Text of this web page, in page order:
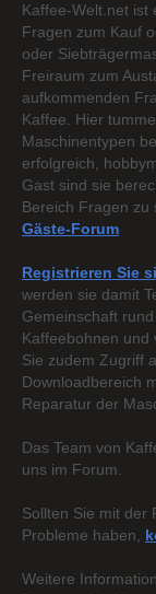
Kaffee-Welt.net ist
Fragen zum Kauf
oder
Freiraum zum
aufkommenden
Kaffee. Hier
Maschinentypen
erfolgreich,
Gast sind sie
Bereich Fragen zu
Gäste-Forum
Registrieren Sie
werden sie damit
Gemeinschaft
Kaffeebohnen und
Sie zudem Zugriff
Downloadbereich
Reparatur der
Das Team von
uns im Forum.
Sollten Sie mit der
Probleme haben,
Weitere